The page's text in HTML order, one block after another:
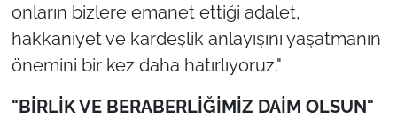
onların bizlere emanet ettiği adalet,
hakkaniyet ve kardeşlik anlayışını yaşatmanın
önemini bir kez daha hatırlıyoruz."
"BİRLİK VE BERABERLİĞİMİZ DAİM OLSUN"